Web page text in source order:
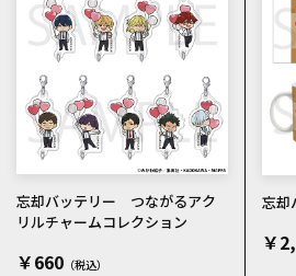
忘却バッテリー つながるアク
リルチャームコレクション
￥660
忘
￥